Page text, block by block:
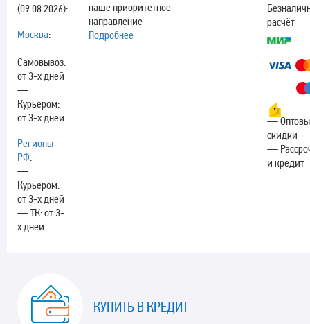
(09.08.2026):
Москва:
—
Самовывоз:
от 3-х дней
—
Курьером:
от 3-х дней
Регионы
РФ:
—
Курьером:
от 3-х дней
— ТК: от 3-
х дней
наше приоритетное
направление
Подробнее
расчёт
—
скидки
—
и кредит
КУПИТЬ В КРЕДИТ